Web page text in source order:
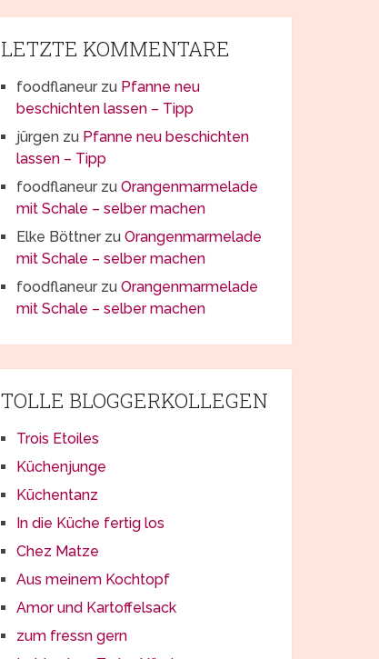
LETZTE KOMMENTARE
foodflaneur zu Pfanne neu
beschichten lassen – Tipp
jürgen zu Pfanne neu beschichten
lassen – Tipp
foodflaneur zuOrangenmarmelade
mit Schale – selber machen
Elke Böttner zuOrangenmarmelade
mit Schale – selber machen
foodflaneur zuOrangenmarmelade
mit Schale – selber machen
TOLLE BLOGGERKOLLEGEN
Trois Etoiles
Küchenjunge
Küchentanz
In die Küche fertig los
Chez Matze
Aus meinem Kochtopf
Amor und Kartoffelsack
zum fressn gern